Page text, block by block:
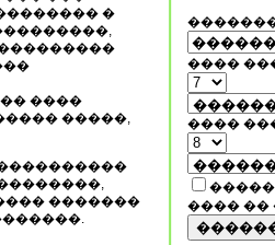
�
����
�����,
�������
����
����
���� ��